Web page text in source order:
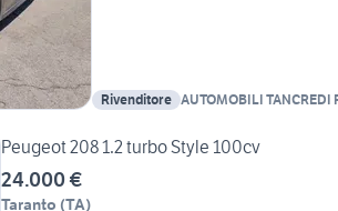
Rivenditore AUTOMOBILI TANCREDI
Peugeot 208 1.2 turbo Style 100cv
24.000 €
Taranto (TA)